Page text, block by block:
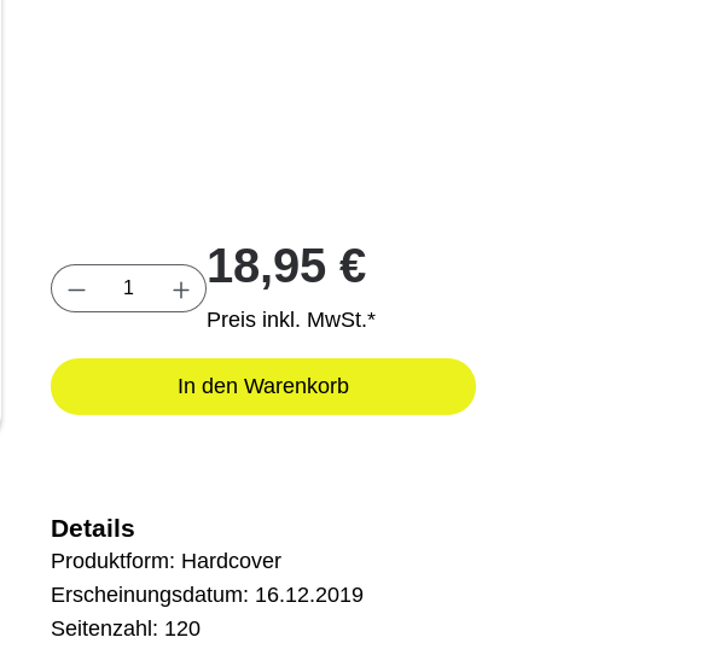
Produkt Anzahl: Gib den gewünschten Wert ein
18,95 €
Preis inkl. MwSt.*
In den Warenkorb
Details
Produktform: Hardcover
Erscheinungsdatum: 16.12.2019
Seitenzahl: 120